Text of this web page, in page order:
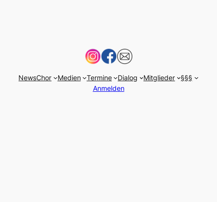
NewsChor Medien Termine Dialog Mitglieder
§§§
Anmelden